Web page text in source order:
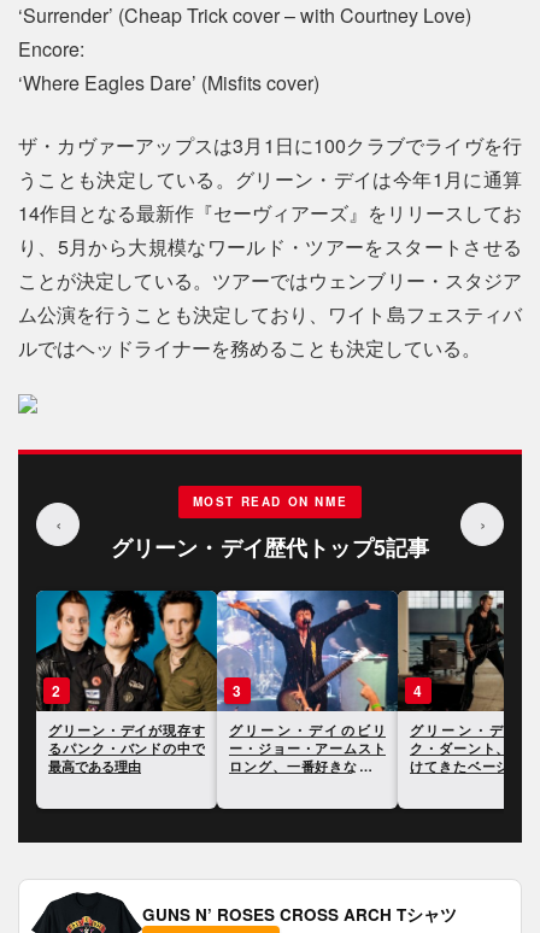
‘Surrender’ (Cheap Trick cover – with Courtney Love)
Encore:
‘Where Eagles Dare’ (Misfits cover)
ザ・カヴァーアップスは3月1日に100クラブでライヴを行
うことも決定している。グリーン・デイは今年1月に通算
14作目となる最新作『セーヴィアーズ』をリリースしてお
り、5月から大規模なワールド・ツアーをスタートさせる
ことが決定している。ツアーではウェンブリー・スタジア
ム公演を行うことも決定しており、ワイト島フェスティバ
ルではヘッドライナーを務めることも決定している。
‹
MOST READ ON NME
グリーン・デイ歴代トップ5記事
›
3
グリーン・デイのビリ
ー・ジョー・アームスト
ロング、一番好きな自身
4
グリーン・デイのマイ
ク・ダーント、影響を受
けてきたベーシストにつ
5
グリーン・デイ、
リカで行ったコン
でイーロン・マス
GUNS N’ ROSES CROSS ARCH Tシャツ